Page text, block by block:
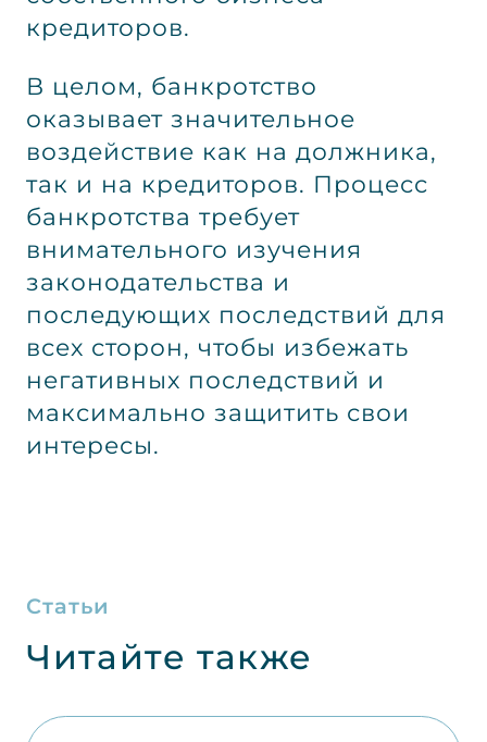
кредиторов.
В целом, банкротство
оказывает значительное
воздействие как на должника,
так и на кредиторов. Процесс
банкротства требует
внимательного изучения
законодательства и
последующих последствий для
всех сторон, чтобы избежать
негативных последствий и
максимально защитить свои
интересы.
Статьи
Читайте также